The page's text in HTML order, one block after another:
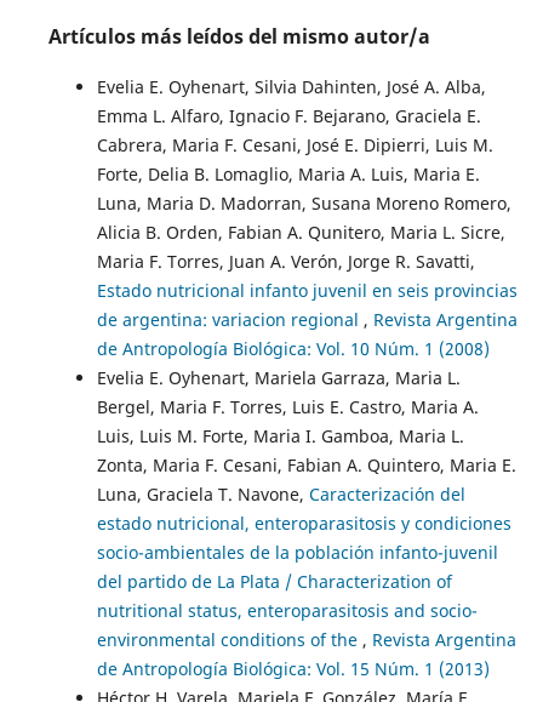
Artículos más leídos del mismo autor/a
Evelia E. Oyhenart, Silvia Dahinten, José A. Alba,
Emma L. Alfaro, Ignacio F. Bejarano, Graciela E.
Cabrera, Maria F. Cesani, José E. Dipierri, Luis M.
Forte, Delia B. Lomaglio, Maria A. Luis, Maria E.
Luna, Maria D. Madorran, Susana Moreno Romero,
Alicia B. Orden, Fabian A. Qunitero, Maria L. Sicre,
Maria F. Torres, Juan A. Verón, Jorge R. Savatti,
Estado nutricional infanto juvenil en seis provincias
de argentina: variacion regional , Revista Argentina
de Antropología Biológica: Vol. 10 Núm. 1 (2008)
Evelia E. Oyhenart, Mariela Garraza, Maria L.
Bergel, Maria F. Torres, Luis E. Castro, Maria A.
Luis, Luis M. Forte, Maria I. Gamboa, Maria L.
Zonta, Maria F. Cesani, Fabian A. Quintero, Maria E.
Luna, Graciela T. Navone, Caracterización del
estado nutricional, enteroparasitosis y condiciones
socio-ambientales de la población infanto-juvenil
del partido de La Plata / Characterization of
nutritional status, enteroparasitosis and socio-
environmental conditions of the , Revista Argentina
de Antropología Biológica: Vol. 15 Núm. 1 (2013)